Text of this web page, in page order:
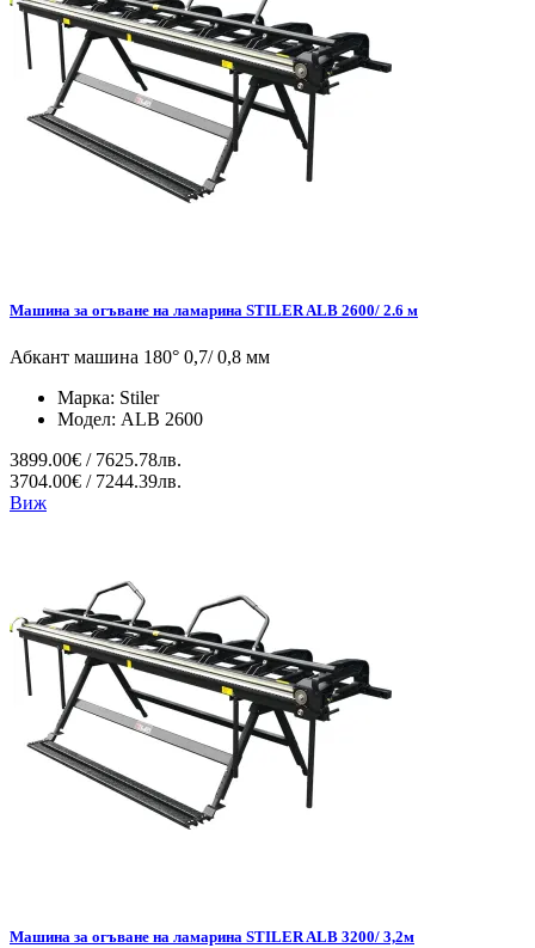
Машина за огъване на ламарина STILER ALB 2600/ 2.6 м
Абкант машина 180° 0,7/ 0,8 мм
Марка: Stiler
Модел: ALB 2600
3899.00€ / 7625.78лв.
3704.00€ / 7244.39лв.
Виж
Машина за огъване на ламарина STILER ALB 3200/ 3,2м